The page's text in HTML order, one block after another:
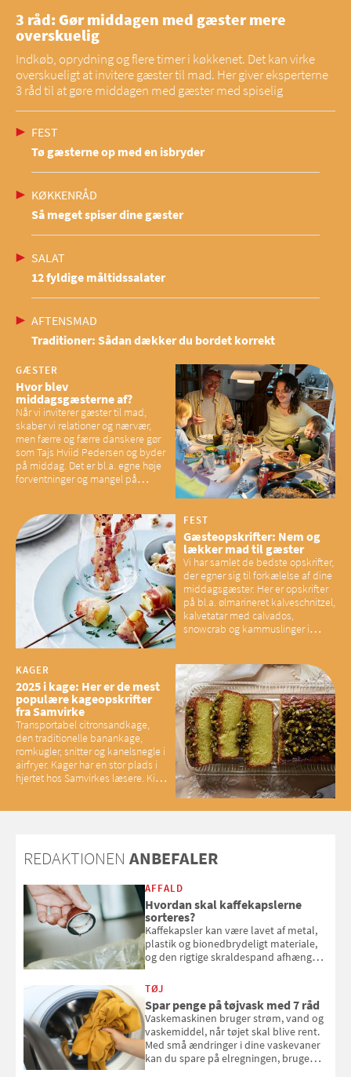
3 råd: Gør middagen med gæster mere
overskuelig
Indkøb, oprydning og flere timer i køkkenet. Det kan virke
overskueligt at invitere gæster til mad. Her giver eksperterne
3 råd til at gøre middagen med gæster med spiselig
FEST
Tø gæsterne op med en isbryder
KØKKENRÅD
Så meget spiser dine gæster
SALAT
12 fyldige måltidssalater
AFTENSMAD
Traditioner: Sådan dækker du bordet korrekt
GÆSTER
Hvor blev
middagsgæsterne af?
Når vi inviterer gæster til mad,
skaber vi relationer og nærvær,
men færre og færre danskere gør
som Tajs Hviid Pedersen og byder
på middag. Det er bl.a. egne høje
forventninger og mangel på
have konsekvenser for vores
sociale fællesskaber
FEST
Gæsteopskrifter: Nem og
lækker mad til gæster
Vi har samlet de bedste opskrifter,
der egner sig til forkælelse af dine
middagsgæster. Her er opskrifter
på bl.a. ølmarineret kalveschnitzel,
kalvetatar med calvados,
snowcrab og kammuslinger i
KAGER
2025 i kage: Her er de mest
populære kageopskrifter
fra Samvirke
Transportabel citronsandkage,
den traditionelle banankage,
romkugler, snitter og kanelsnegle i
airfryer. Kager har en stor plads i
hjertet hos Samvirkes læsere. Kig
REDAKTIONEN ANBEFALER
AFFALD
Hvordan skal kaffekapslerne
sorteres?
Kaffekapsler kan være lavet af metal,
plastik og bionedbrydeligt materiale,
og den rigtige skraldespand afhænger
overblikket over, hvordan
kaffekapslerne skal sorteres
TØJ
Spar penge på tøjvask med 7 råd
Vaskemaskinen bruger strøm, vand og
vaskemiddel, når tøjet skal blive rent.
Med små ændringer i dine vaskevaner
kan du spare på elregningen, bruge